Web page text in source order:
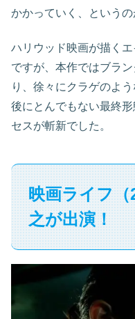
かかっていく、というの
ハリウッド映画が描く
ですが、本作ではブラ
り、徐々にクラゲのよ
後にとんでもない最終
セスが斬新でした。
映画ライフ
之が出演！